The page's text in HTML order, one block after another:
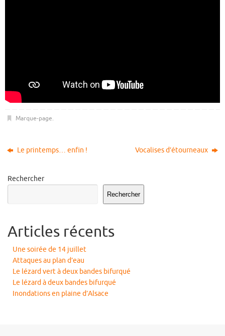
Marque-page.
Le printemps… enfin ! Vocalises d’étourneaux
Rechercher
Rechercher
Articles récents
Une soirée de 14 juillet
Attaques au plan d’eau
Le lézard vert à deux bandes bifurqué
Le lézard à deux bandes bifurqué
Inondations en plaine d’Alsace